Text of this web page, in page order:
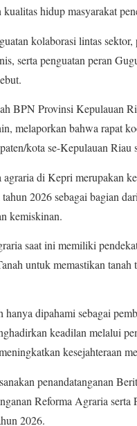
hidup masyarakat
kolaborasi lintas
serta penguatan peran
BPN Provinsi Kepulauan
melaporkan bahwa rapat
kota se-Kepulauan Riau
agraria di Kepri merupakan
2026 sebagai bagian
kemiskinan.
saat ini memiliki
untuk memastikan
dipahami sebagai
keadilan melalui
kesejahteraan
penandatanganan
Reforma Agraria serta
2026.